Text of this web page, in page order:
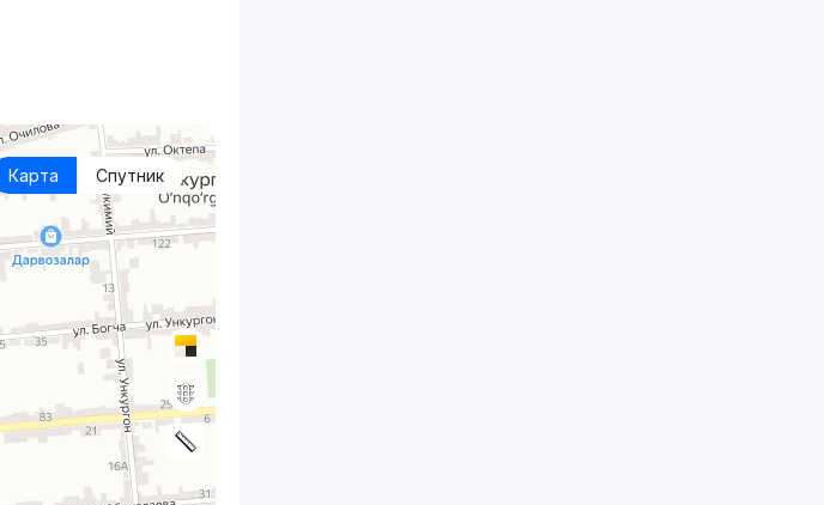
Карта Спутник